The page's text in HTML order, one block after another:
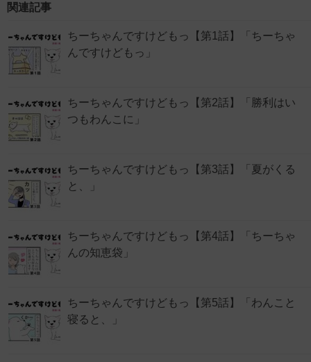
関連記事
ちーちゃんですけどもっ【第1話】「ちーちゃ
んですけどもっ」
ちーちゃんですけどもっ【第2話】「勝利はい
つもわんこに」
ちーちゃんですけどもっ【第3話】「夏がくる
と、」
ちーちゃんですけどもっ【第4話】「ちーちゃ
んの知恵袋」
ちーちゃんですけどもっ【第5話】「わんこと
寝ると、」